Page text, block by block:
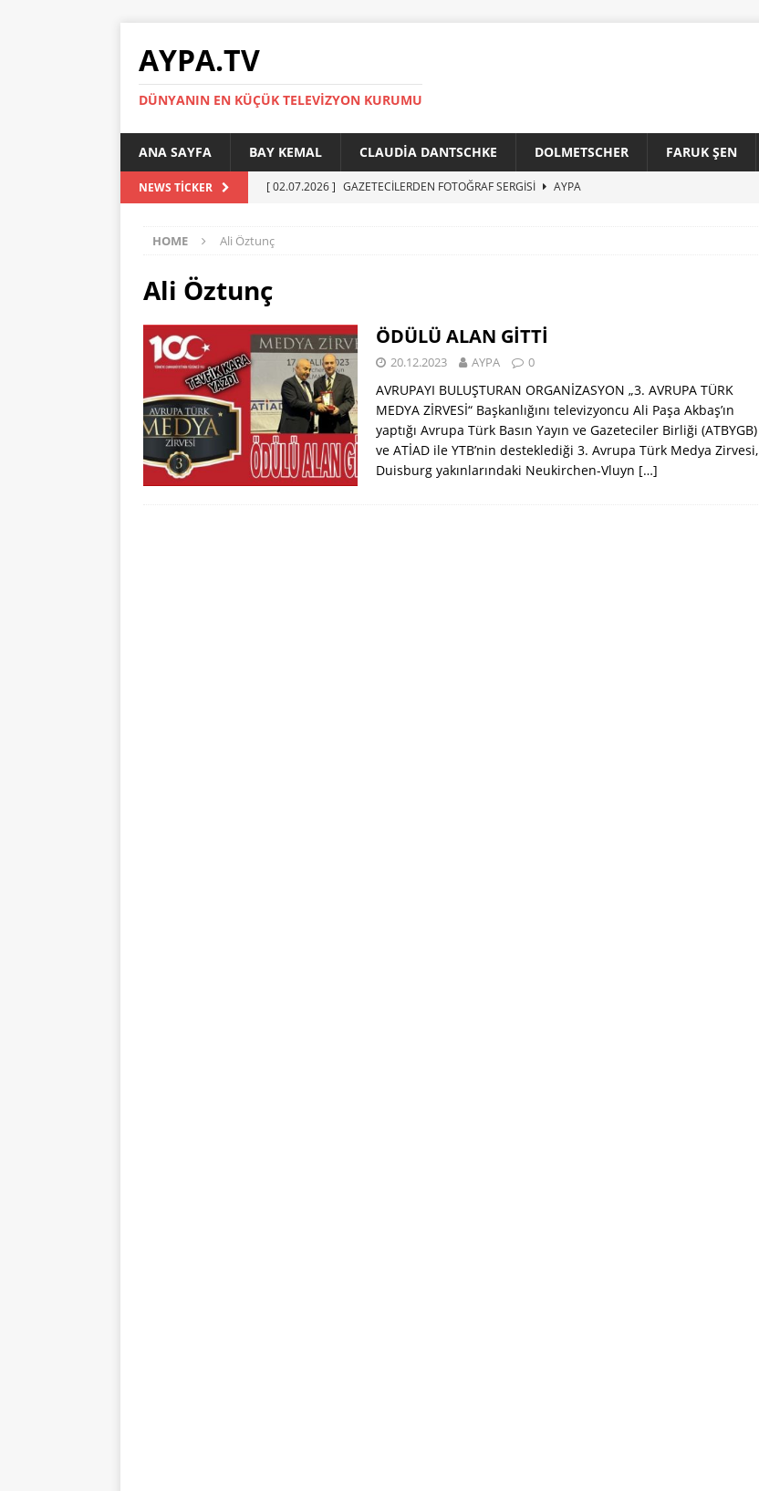
AYPA.TV
DÜNYANIN EN KÜÇÜK TELEVIZYON KURUMU
ANA SAYFA BAY KEMAL CLAUDIA DANTSCHKE DOLMETSCHER FARUK ŞEN
NEWS TICKER [ 02.07.2026 ] GAZETECİLERDEN FOTOĞRAF SERGİSİ
AYPA
[ 27.05.2026 ]
[ 05.07.2026 ]
AYPA
HOME Ali Öztunç
Ali Öztunç
ÖDÜLÜ ALAN GİTTİ
20.12.2023 AYPA 0
AVRUPAYI BULUŞTURAN ORGANİZASYON „3. AVRUPA TÜRK
MEDYA ZİRVESİ“ Başkanlığını televizyoncu Ali Paşa Akbaş’ın
yaptığı Avrupa Türk Basın Yayın ve Gazeteciler Birliği (ATBYGB)
ve ATİAD ile YTB’nin desteklediği 3. Avrupa Türk Medya Zirvesi,
Duisburg yakınlarındaki Neukirchen-Vluyn […]